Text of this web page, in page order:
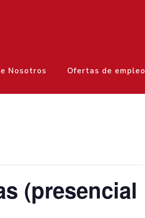
Nosotros Ofertas de empleo
(presencial